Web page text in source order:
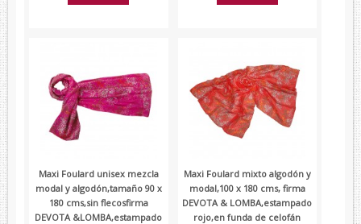
Maxi Foulard unisex mezcla
modal y algodón,tamaño 90 x
180 cms,sin flecosfirma
DEVOTA &LOMBA,estampado
Maxi Foulard mixto algodón y
modal,100 x 180 cms, firma
DEVOTA & LOMBA,estampado
rojo,en funda de celofán